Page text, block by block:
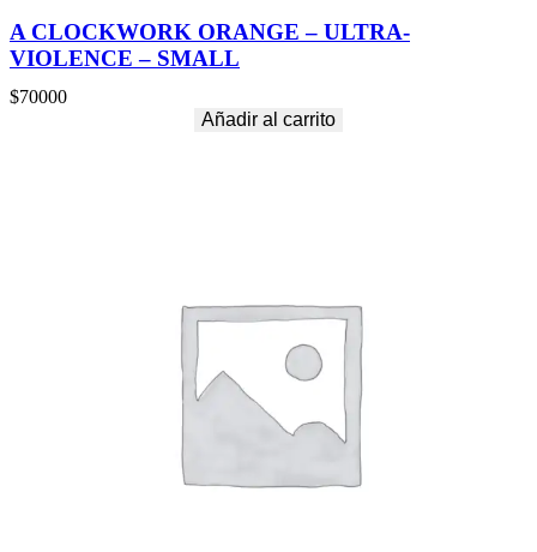
A CLOCKWORK ORANGE – ULTRA-
VIOLENCE – SMALL
$70000
Añadir al carrito